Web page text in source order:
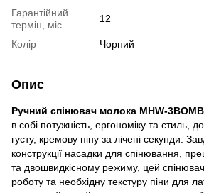
Гарантійний
термін, міс.
12
Колір Чорний
Опис
Ручний спінювач молока MHW-
в собі потужність, ергономіку та стиль,
густу, кремову піну за лічені секунди.
конструкції насадки для спінювання,
та двошвидкісному режиму, цей
роботу та необхідну текстуру піни для